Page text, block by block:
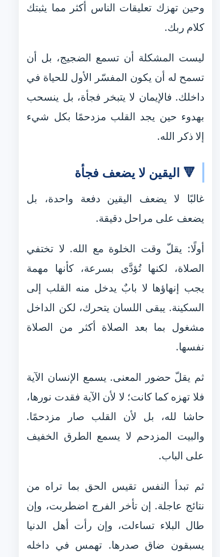
وحين تهزك تعليقات الناس أكثر مما يثبتك
كلام ربك.
ليست المشكلة أن تسمع الضجيج، بل أن
تسمح له أن يكون المفسّر الأول للحياة في
داخلك. فالإيمان لا يتبخر فجأة، بل ينسحب
بهدوء حين يجد القلب مزدحمًا بكل شيء
إلا ذكر الله.
🔻 اليقين لا يضعف فجأة
غالبًا لا يضعف اليقين دفعة واحدة، بل
يضعف على مراحل دقيقة.
أولًا: يقلّ وقت الخلوة مع الله. لا تختفي
الصلاة، لكنها تُؤدَّى بسرعة، كأنها مهمة
يجب إنهاؤها لا بابٌ يدخل منه القلب إلى
السكينة. يبقى اللسان يتحرك، لكن الداخل
مشغول بما بعد الصلاة أكثر من الصلاة
نفسها.
ثم يقلّ حضور المعنى. يسمع الإنسان الآية
فلا تهزه كما كانت؛ لا لأن الآية فقدت نورها،
حاشا لله، بل لأن القلب صار مزدحمًا.
والبيت المزدحم لا يسمع الطرق الخفيف
على الباب.
ثم تبدأ النفس تقيس الحق بما تراه من
نتائج عاجلة. إن تأخر الفرج اضطربت، وإن
طال البلاء تساءلت، وإن رأت أهل الدنيا
يسبقون ضاق صدرها. تهمس في داخله